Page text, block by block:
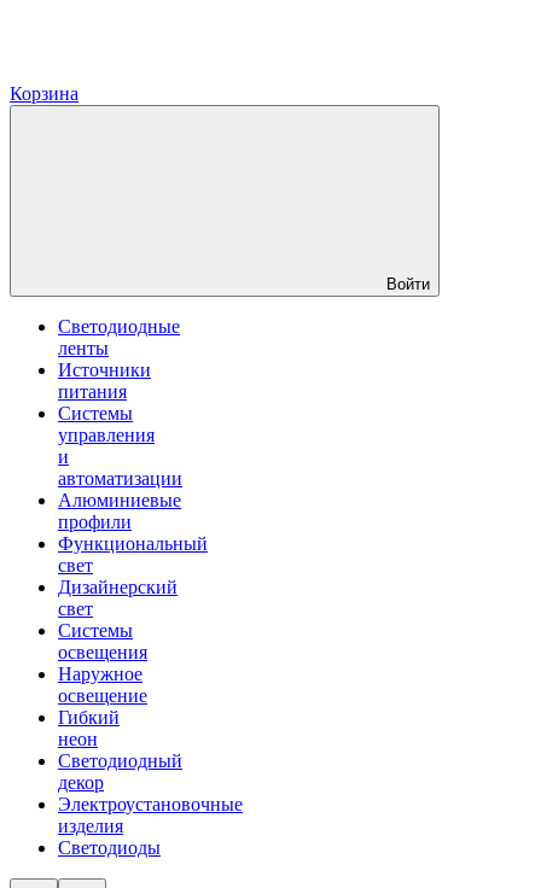
Корзина
Войти
Светодиодные
ленты
Источники
питания
Системы
управления
и
автоматизации
Алюминиевые
профили
Функциональный
свет
Дизайнерский
свет
Системы
освещения
Наружное
освещение
Гибкий
неон
Светодиодный
декор
Электроустановочные
изделия
Светодиоды